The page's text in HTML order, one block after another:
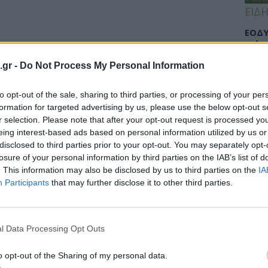
- Do Not Process My Personal Information
opt-out of the sale, sharing to third parties, or processing of your
for targeted advertising by us, please use the below opt-out
selection. Please note that after your opt-out request is processed
interest-based ads based on personal information utilized by us
to third parties prior to your opt-out. You may separately
of your personal information by third parties on the IAB’s list of
This information may also be disclosed by us to third parties on the
Participants that may further disclose it to other third parties.
Data Processing Opt Outs
opt-out of the Sharing of my personal data.
θα μπορούσαν να επηρεάσουν
ΜΚΔ συνδέεται με χαμηλότερα ποσοστά
5